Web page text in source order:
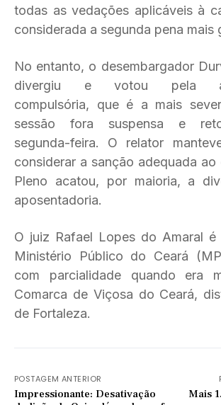
todas as vedações aplicáveis à
considerada a segunda pena mais
No entanto, o desembargador
divergiu e votou pela
compulsória, que é a mais
sessão fora suspensa e
segunda-feira. O relator
considerar a sanção adequada ao
Pleno acatou, por maioria, a
aposentadoria.
O juiz Rafael Lopes do Amaral é
Ministério Público do Ceará
com parcialidade quando era
Comarca de Viçosa do Ceará,
de Fortaleza.
POSTAGEM ANTERIOR
Impressionante: Desativação
Mais